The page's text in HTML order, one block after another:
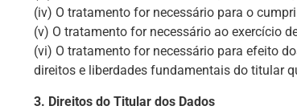
(iv) O tratamento for necessário para o
(v) O tratamento for necessário ao exercício
(vi) O tratamento for necessário para efeito
direitos e liberdades fundamentais do titular
3. Direitos do Titular dos Dados